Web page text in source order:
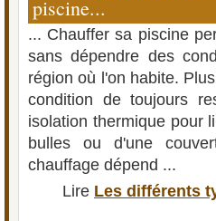
piscine...
... Chauffer sa piscine
sans dépendre des
région où l'on habite.
condition de toujours
isolation thermique pour
bulles ou d'une
chauffage dépend ...
Lire Les différents